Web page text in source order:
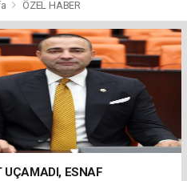
ÖZEL HABER
UÇAMADI, ESNAF